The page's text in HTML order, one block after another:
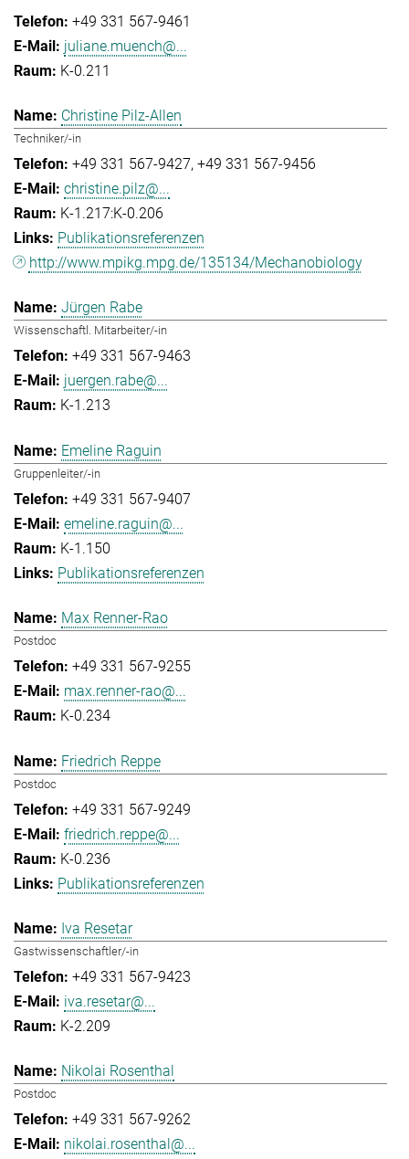
+49 331 567-9461
juliane.muench@...
K-0.211
Christine Pilz-Allen
Techniker/-in
+49 331 567-9427 +49 331 567-9456
christine.pilz@...
K-1.217:K-0.206
Publikationsreferenzen
http://www.mpikg.mpg.de/135134/Mechanobiology
Jürgen Rabe
Wissenschaftl. Mitarbeiter/-in
+49 331 567-9463
juergen.rabe@...
K-1.213
Emeline Raguin
Gruppenleiter/-in
+49 331 567-9407
emeline.raguin@...
K-1.150
Publikationsreferenzen
Max Renner-Rao
Postdoc
+49 331 567-9255
max.renner-rao@...
K-0.234
Friedrich Reppe
Postdoc
+49 331 567-9249
friedrich.reppe@...
K-0.236
Publikationsreferenzen
Iva Resetar
Gastwissenschaftler/-in
+49 331 567-9423
iva.resetar@...
K-2.209
Nikolai Rosenthal
Postdoc
+49 331 567-9262
nikolai.rosenthal@...